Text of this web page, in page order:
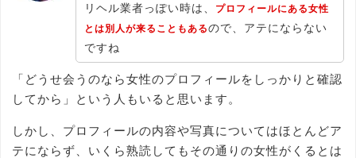
リヘル業者っぽい時は、
プロフィールにある女性
とは別人が来ることもあるので、アテにならない
ですね
「どうせ会うのなら女性のプロフィールをしっかりと確認
してから」という人もいると思います。
しかし、プロフィールの内容や写真についてはほとんどア
テにならず、いくら熟読してもその通りの女性がくるとは